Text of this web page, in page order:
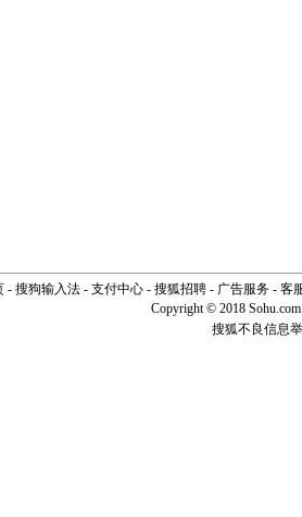
- 搜狗输入法- 支付中心- 搜狐招聘- 广告服务- 客
Copyright © 2018
搜狐不良信息